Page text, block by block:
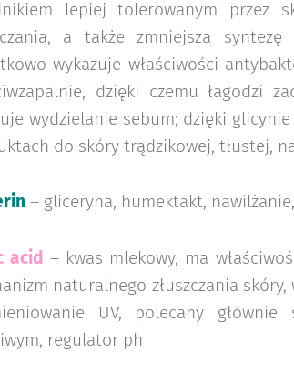
lepiej tolerowanym przez
a także zmniejsza
wykazuje właściwości
dzięki czemu łagodzi
wydzielanie sebum; dzięki
do skóry trądzikowej, tłustej,
– gliceryna, humektakt,
acid – kwas mlekowy, ma
naturalnego złuszczania
UV, polecany
regulator ph